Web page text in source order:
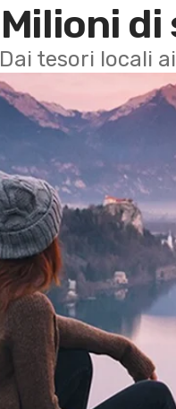
Milioni
Dai tesori locali